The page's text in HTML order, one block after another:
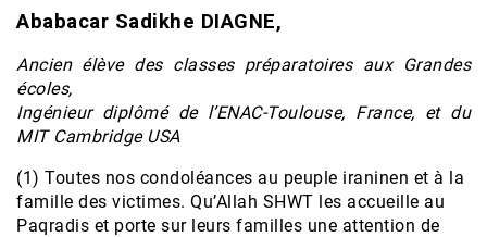
Ababacar Sadikhe DIAGNE,
Ancien élève des classes préparatoires aux Grandes
écoles,
Ingénieur diplômé de l’ENAC-Toulouse, France, et du
MIT Cambridge USA
(1) Toutes nos condoléances au peuple iraninen et à la
famille des victimes. Qu’Allah SHWT les accueille au
Paqradis et porte sur leurs familles une attention de